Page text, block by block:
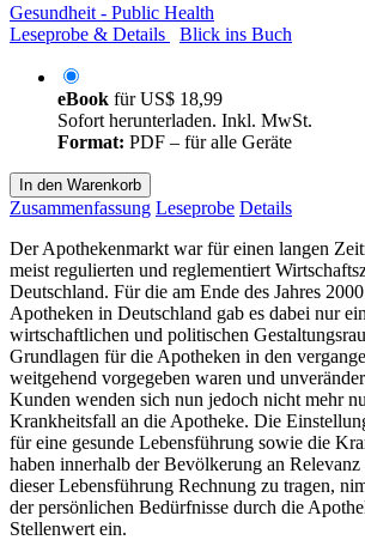
Gesundheit - Public Health
Leseprobe & Details
Blick ins Buch
eBook fürUS$ 18,99
Sofort herunterladen. Inkl. MwSt.
Format: PDF – für alle Geräte
In den Warenkorb
Zusammenfassung Leseprobe Details
Der Apothekenmarkt war für einen langen
meist regulierten und reglementiert
Deutschland. Für die am Ende des Jahres
Apotheken in Deutschland gab es dabei nur
wirtschaftlichen und politischen
Grundlagen für die Apotheken in den
weitgehend vorgegeben waren und
Kunden wenden sich nun jedoch nicht mehr
Krankheitsfall an die Apotheke. Die
für eine gesunde Lebensführung sowie die
haben innerhalb der Bevölkerung an
dieser Lebensführung Rechnung zu tragen,
der persönlichen Bedürfnisse durch die
Stellenwert ein.